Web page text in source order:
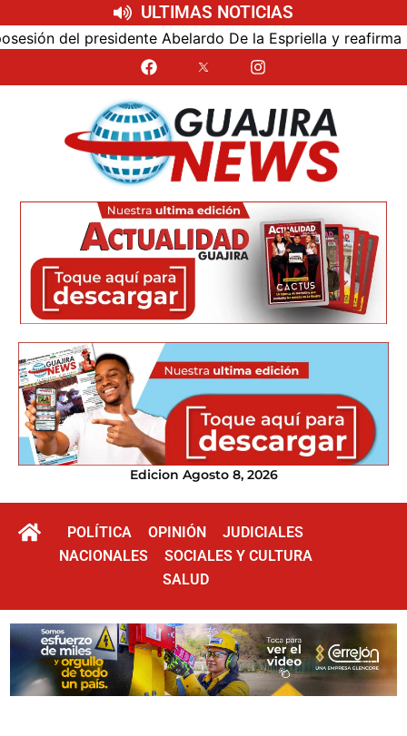
ULTIMAS NOTICIAS
del presidente Abelardo De la Espriella y reafirma su
Edicion Agosto 8, 2026
POLÍTICA OPINIÓN
JUDICIALES
NACIONALES
SOCIALES Y CULTURA
SALUD